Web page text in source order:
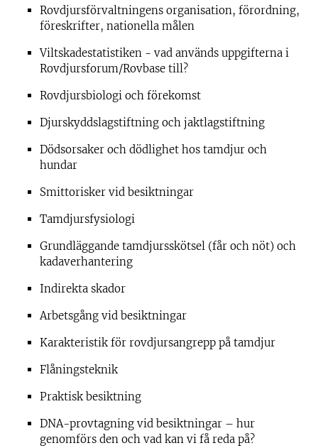
Rovdjursförvaltningens organisation, förordning,
föreskrifter, nationella målen
Viltskadestatistiken - vad används uppgifterna i
Rovdjursforum/Rovbase till?
Rovdjursbiologi och förekomst
Djurskyddslagstiftning och jaktlagstiftning
Dödsorsaker och dödlighet hos tamdjur och
hundar
Smittorisker vid besiktningar
Tamdjursfysiologi
Grundläggande tamdjursskötsel (får och nöt) och
kadaverhantering
Indirekta skador
Arbetsgång vid besiktningar
Karakteristik för rovdjursangrepp på tamdjur
Flåningsteknik
Praktisk besiktning
DNA-provtagning vid besiktningar – hur
genomförs den och vad kan vi få reda på?